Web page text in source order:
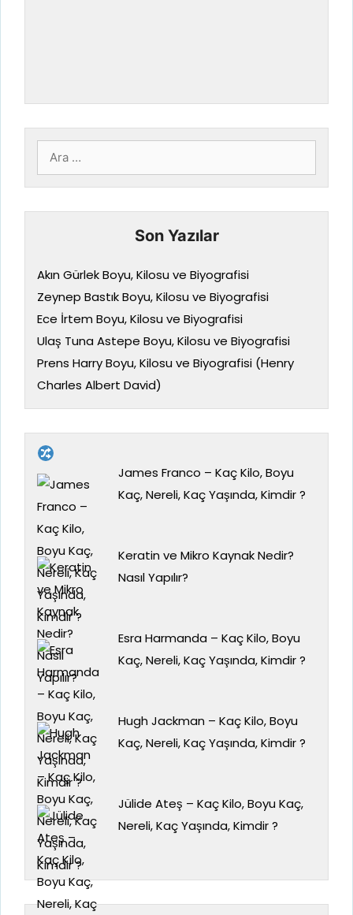
için
ara
Son Yazılar
Akın Gürlek Boyu, Kilosu ve Biyografisi
Zeynep Bastık Boyu, Kilosu ve Biyografisi
Ece İrtem Boyu, Kilosu ve Biyografisi
Ulaş Tuna Astepe Boyu, Kilosu ve Biyografisi
Prens Harry Boyu, Kilosu ve Biyografisi (Henry
Charles Albert David)
James Franco – Kaç Kilo, Boyu
Kaç, Nereli, Kaç Yaşında, Kimdir ?
Keratin ve Mikro Kaynak Nedir?
Nasıl Yapılır?
Esra Harmanda – Kaç Kilo, Boyu
Kaç, Nereli, Kaç Yaşında, Kimdir ?
Hugh Jackman – Kaç Kilo, Boyu
Kaç, Nereli, Kaç Yaşında, Kimdir ?
Jülide Ateş – Kaç Kilo, Boyu Kaç,
Nereli, Kaç Yaşında, Kimdir ?